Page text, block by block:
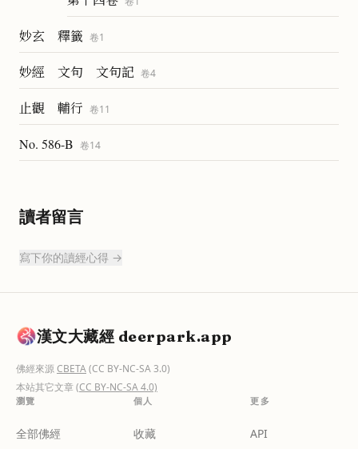
妙玄 釋籤 卷1
妙經 文句 文句記 卷4
止觀 輔行 卷11
No. 586-B 卷14
讀者留言
寫下你的讀經心得 →
漢文大藏經 deerpark.app
佛經來源CBETA(CC BY-NC-SA 3.0)
本站其它文章(CC BY-NC-SA 4.0)
瀏覽
全部佛經
個人
收藏
更多
API